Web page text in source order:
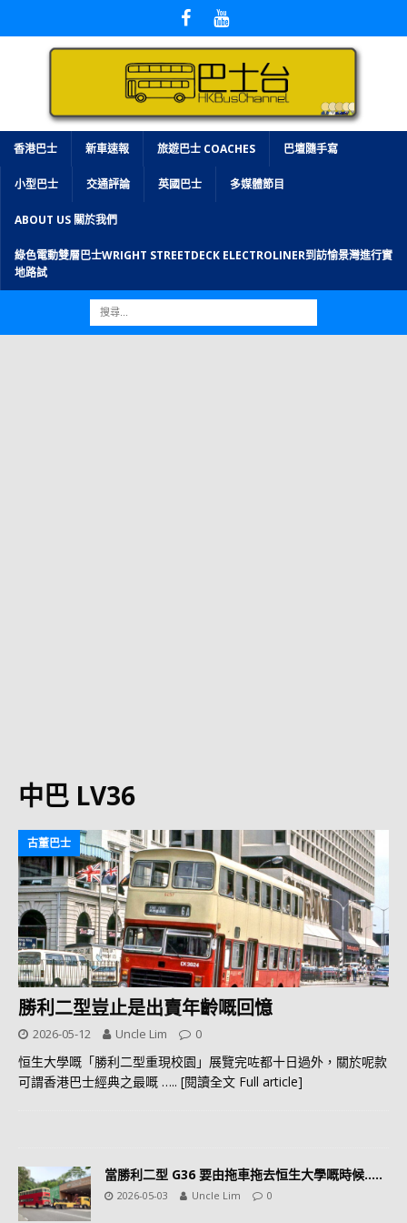
香港巴士 新車速報 旅遊巴士 COACHES 巴壇隨手寫
小型巴士 交通評論 英國巴士 多媒體節目
ABOUT US 關於我們
綠色電動雙層巴士WRIGHT STREETDECK ELECTROLINER到訪愉景灣進行實
地路試
中巴 LV36
古董巴士
勝利二型豈止是出賣年齡嘅回憶
2026-05-12 Uncle Lim 0
恒生大學嘅「勝利二型重現校園」展覽完咗都十日過外，關於呢款
可謂香港巴士經典之最嘅 ….. [閱讀全文 Full article]
當勝利二型 G36 要由拖車拖去恒生大學嘅時候…..
2026-05-03 Uncle Lim 0